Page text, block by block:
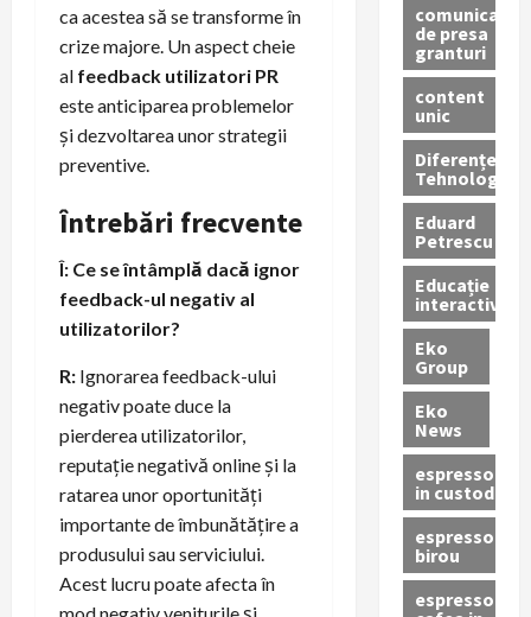
ca acestea să se transforme în
crize majore. Un aspect cheie
al feedback utilizatori PR
este anticiparea problemelor
și dezvoltarea unor strategii
preventive.
Întrebări frecvente
Î: Ce se întâmplă dacă ignor
feedback-ul negativ al
utilizatorilor?
R: Ignorarea feedback-ului
negativ poate duce la
pierderea utilizatorilor,
reputație negativă online și la
ratarea unor oportunități
importante de îmbunătățire a
produsului sau serviciului.
Acest lucru poate afecta în
comunicate
de presa
granturi
content
unic
Diferențe
Tehnologice
Eduard
Petrescu
Educație
interactivă
Eko
Group
Eko
News
espressoare
in custodie
espressor
birou
espressor